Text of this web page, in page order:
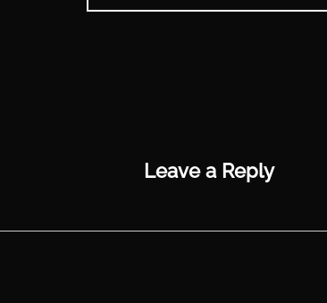
Leave a Reply